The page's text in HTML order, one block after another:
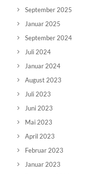
September 2025
Januar 2025
September 2024
Juli 2024
Januar 2024
August 2023
Juli 2023
Juni 2023
Mai 2023
April 2023
Februar 2023
Januar 2023